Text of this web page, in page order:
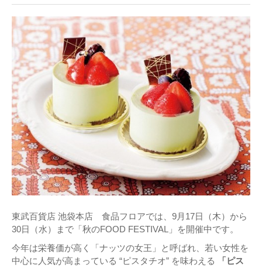
マイページ
ブックマーク
東武百貨店 池袋本店 食品フロアでは、9月17日（木）から
30日（水）まで「秋のFOOD FESTIVAL」を開催中です。
今年は栄養価が高く「ナッツの女王」と呼ばれ、若い女性を
中心に人気が高まっている “ピスタチオ” を味わえる
「ピス